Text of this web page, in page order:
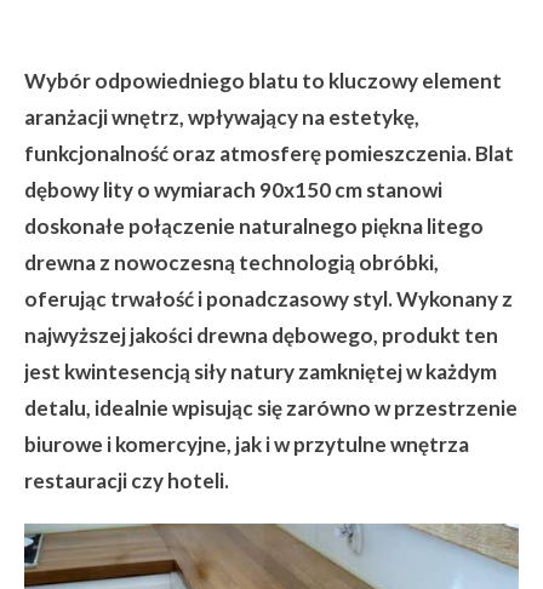
Wybór odpowiedniego blatu to kluczowy element
aranżacji wnętrz, wpływający na estetykę,
funkcjonalność oraz atmosferę pomieszczenia. Blat
dębowy lity o wymiarach 90x150 cm stanowi
doskonałe połączenie naturalnego piękna litego
drewna z nowoczesną technologią obróbki,
oferując trwałość i ponadczasowy styl. Wykonany z
najwyższej jakości drewna dębowego, produkt ten
jest kwintesencją siły natury zamkniętej w każdym
detalu, idealnie wpisując się zarówno w przestrzenie
biurowe i komercyjne, jak i w przytulne wnętrza
restauracji czy hoteli.